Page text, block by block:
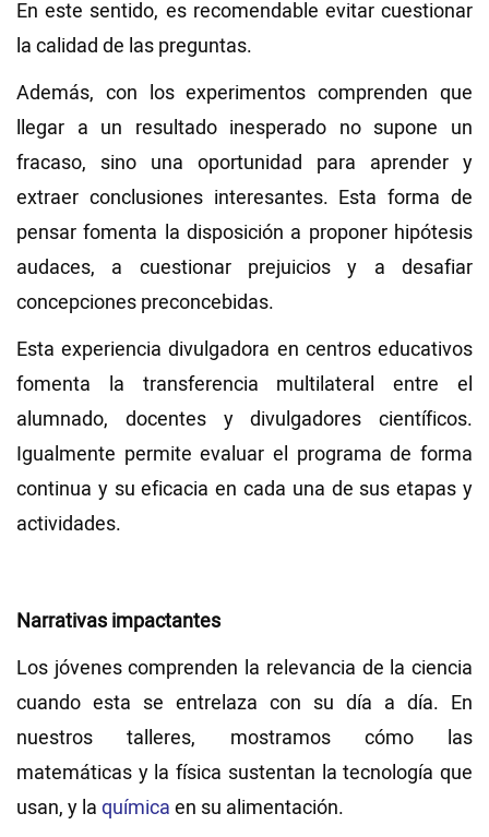
En este sentido, es recomendable evitar cuestionar
la calidad de las preguntas.
Además, con los experimentos comprenden que
llegar a un resultado inesperado no supone un
fracaso, sino una oportunidad para aprender y
extraer conclusiones interesantes. Esta forma de
pensar fomenta la disposición a proponer hipótesis
audaces, a cuestionar prejuicios y a desafiar
concepciones preconcebidas.
Esta experiencia divulgadora en centros educativos
fomenta la transferencia multilateral entre el
alumnado, docentes y divulgadores científicos.
Igualmente permite evaluar el programa de forma
continua y su eficacia en cada una de sus etapas y
actividades.
Narrativas impactantes
Los jóvenes comprenden la relevancia de la ciencia
cuando esta se entrelaza con su día a día. En
nuestros talleres, mostramos cómo las
matemáticas y la física sustentan la tecnología que
usan, y la química en su alimentación.